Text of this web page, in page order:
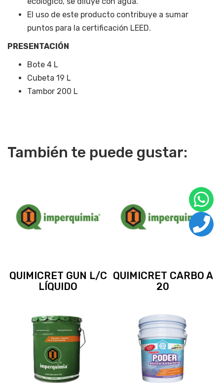
El uso de este producto contribuye a sumar
puntos para la certificación LEED.
PRESENTACIÓN
Bote 4 L
Cubeta 19 L
Tambor 200 L
También te puede gustar:
QUIMICRET GUN L/C
LÍQUIDO
QUIMICRET CARBO A
20